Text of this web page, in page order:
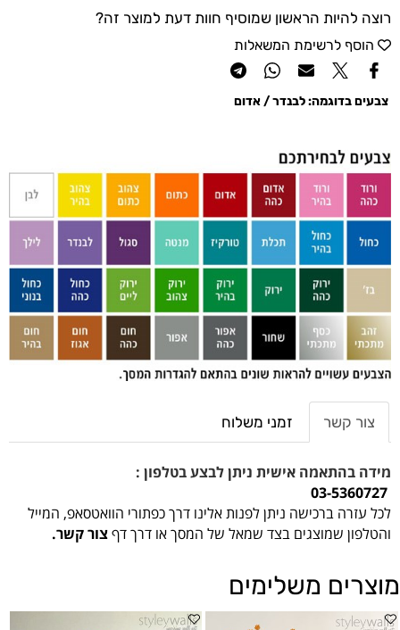
רוצה להיות הראשון שמוסיף חוות דעת למוצר זה?
הוסף לרשימת המשאלות
צבעים בדוגמה:לבנדר / אדום
צור קשר זמני משלוח
מידה בהתאמה אישית ניתן לבצע בטלפון :
03-5360727
לכל עזרה ברכישה ניתן לפנות אלינו דרך כפתורי הוואטסאפ, המייל
והטלפון שמוצגים בצד שמאל של המסך או דרך דףצור קשר.
מוצרים משלימים